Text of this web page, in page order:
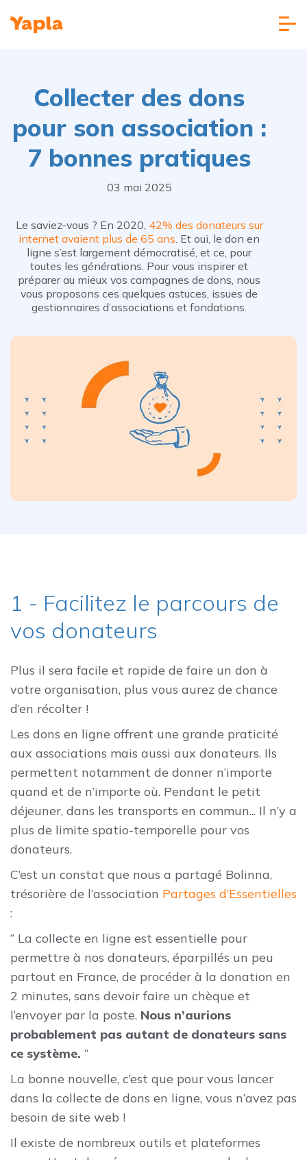
Collecter des dons
pour son association :
7 bonnes pratiques
03 mai 2025
Le saviez-vous ? En 2020, 42% des donateurs sur
internet avaient plus de 65 ans . Et oui, le don en
ligne s’est largement démocratisé, et ce, pour
toutes les générations. Pour vous inspirer et
préparer au mieux vos campagnes de dons, nous
vous proposons ces quelques astuces, issues de
gestionnaires d’associations et fondations.
1 - Facilitez le parcours de
vos donateurs
Plus il sera facile et rapide de faire un don à
votre organisation, plus vous aurez de chance
d’en récolter !
Les dons en ligne offrent une grande praticité
aux associations mais aussi aux donateurs. Ils
permettent notamment de donner n’importe
quand et de n’importe où. Pendant le petit
déjeuner, dans les transports en commun... Il n’y a
plus de limite spatio-temporelle pour vos
donateurs.
C’est un constat que nous a partagé Bolinna,
trésorière de l’association Partages d’Essentielles
:
“ La collecte en ligne est essentielle pour
permettre à nos donateurs, éparpillés un peu
partout en France, de procéder à la donation en
2 minutes, sans devoir faire un chèque et
l’envoyer par la poste. Nous n’aurions
probablement pas autant de donateurs sans
ce système. ”
La bonne nouvelle, c’est que pour vous lancer
dans la collecte de dons en ligne, vous n’avez pas
besoin de site web !
Il existe de nombreux outils et plateformes